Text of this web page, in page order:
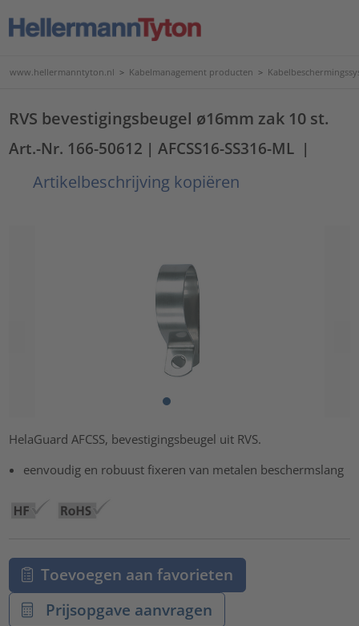
www.hellermanntyton.nl > Kabelmanagement producten >
RVS bevestigingsbeugel ø16mm zak 10 st.
Art.-Nr. 166-50612 | AFCSS16-SS316-ML |
Artikelbeschrijving kopiëren
HelaGuard AFCSS, bevestigingsbeugel uit RVS.
eenvoudig en robuust fixeren van metalen beschermslang
Toevoegen aan favorieten
Prijsopgave aanvragen